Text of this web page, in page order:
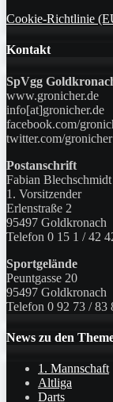
Cookie-Richtlinie
Kontakt
SpVgg
www.gronicher.de
info[at]gronicher.de
facebook.com/
twitter.com/gronicher
Postanschrift
Fabian Blechschmidt
1. Vorsitzender
Erlenstraße 2
95497 Goldkronach
Telefon 0 15 1 / 42
Sportgelände
Peuntgasse 20
95497 Goldkronach
Telefon 0 92 73 / 83
News zu den
1. Mannschaft
Altliga
Darts